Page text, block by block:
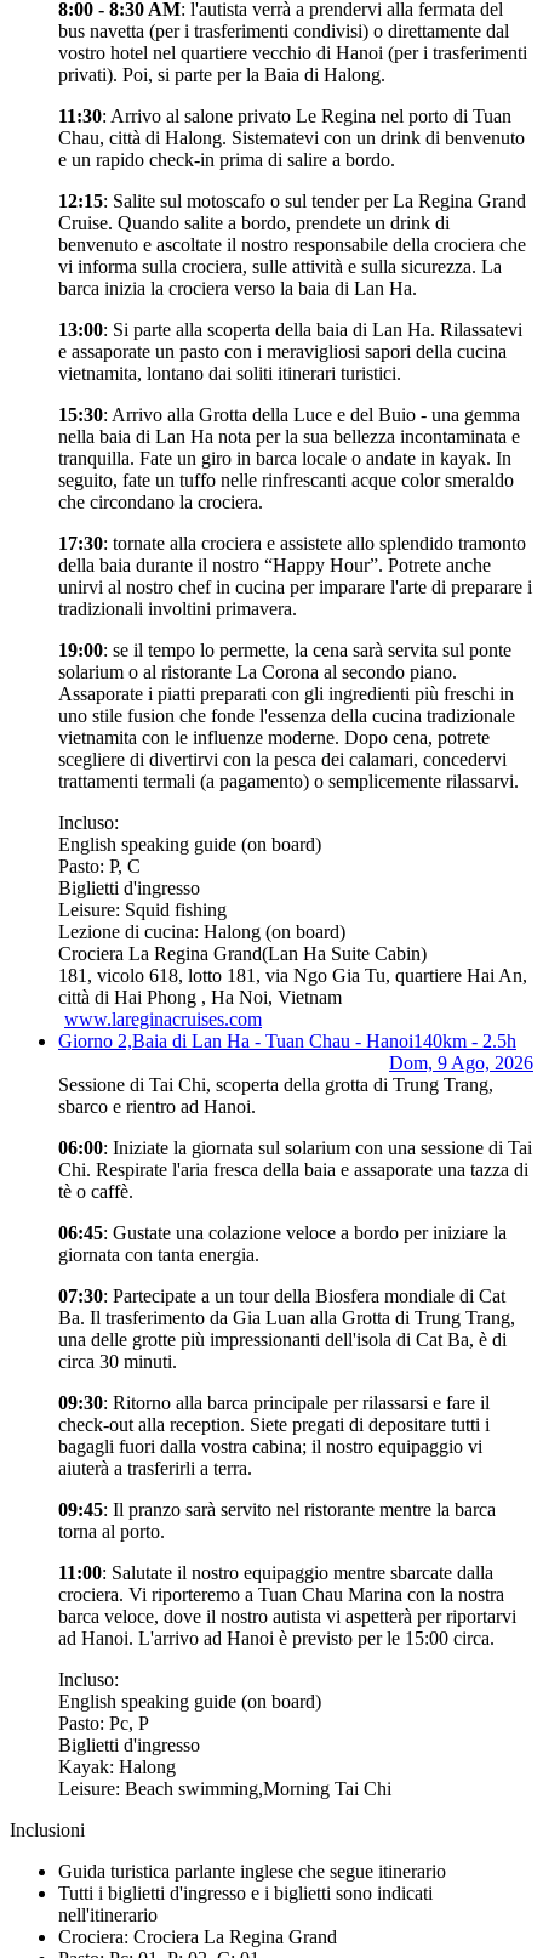
8:00 - 8:30 AM: l'autista verrà a prendervi alla fermata del
bus navetta (per i trasferimenti condivisi) o direttamente dal
vostro hotel nel quartiere vecchio di Hanoi (per i trasferimenti
privati). Poi, si parte per la Baia di Halong.
11:30: Arrivo al salone privato Le Regina nel porto di Tuan
Chau, città di Halong. Sistematevi con un drink di benvenuto
e un rapido check-in prima di salire a bordo.
12:15: Salite sul motoscafo o sul tender per La Regina Grand
Cruise. Quando salite a bordo, prendete un drink di
benvenuto e ascoltate il nostro responsabile della crociera che
vi informa sulla crociera, sulle attività e sulla sicurezza. La
barca inizia la crociera verso la baia di Lan Ha.
13:00: Si parte alla scoperta della baia di Lan Ha. Rilassatevi
e assaporate un pasto con i meravigliosi sapori della cucina
vietnamita, lontano dai soliti itinerari turistici.
15:30: Arrivo alla Grotta della Luce e del Buio - una gemma
nella baia di Lan Ha nota per la sua bellezza incontaminata e
tranquilla. Fate un giro in barca locale o andate in kayak. In
seguito, fate un tuffo nelle rinfrescanti acque color smeraldo
che circondano la crociera.
17:30: tornate alla crociera e assistete allo splendido tramonto
della baia durante il nostro “Happy Hour”. Potrete anche
unirvi al nostro chef in cucina per imparare l'arte di preparare i
tradizionali involtini primavera.
19:00: se il tempo lo permette, la cena sarà servita sul ponte
solarium o al ristorante La Corona al secondo piano.
Assaporate i piatti preparati con gli ingredienti più freschi in
uno stile fusion che fonde l'essenza della cucina tradizionale
vietnamita con le influenze moderne. Dopo cena, potrete
scegliere di divertirvi con la pesca dei calamari, concedervi
trattamenti termali (a pagamento) o semplicemente rilassarvi.
Incluso:
English speaking guide (on board)
Pasto: P, C
Biglietti d'ingresso
Leisure: Squid fishing
Lezione di cucina: Halong (on board)
Crociera La Regina Grand(Lan Ha Suite Cabin)
181, vicolo 618, lotto 181, via Ngo Gia Tu, quartiere Hai An,
città di Hai Phong , Ha Noi, Vietnam
www.lareginacruises.com
Giorno 2,Baia di Lan Ha - Tuan Chau - Hanoi140km - 2.5h
Dom, 9 Ago, 2026
Sessione di Tai Chi, scoperta della grotta di Trung Trang,
sbarco e rientro ad Hanoi.
06:00: Iniziate la giornata sul solarium con una sessione di Tai
Chi. Respirate l'aria fresca della baia e assaporate una tazza di
tè o caffè.
06:45: Gustate una colazione veloce a bordo per iniziare la
giornata con tanta energia.
07:30: Partecipate a un tour della Biosfera mondiale di Cat
Ba. Il trasferimento da Gia Luan alla Grotta di Trung Trang,
una delle grotte più impressionanti dell'isola di Cat Ba, è di
circa 30 minuti.
09:30: Ritorno alla barca principale per rilassarsi e fare il
check-out alla reception. Siete pregati di depositare tutti i
bagagli fuori dalla vostra cabina; il nostro equipaggio vi
aiuterà a trasferirli a terra.
09:45: Il pranzo sarà servito nel ristorante mentre la barca
torna al porto.
11:00: Salutate il nostro equipaggio mentre sbarcate dalla
crociera. Vi riporteremo a Tuan Chau Marina con la nostra
barca veloce, dove il nostro autista vi aspetterà per riportarvi
ad Hanoi. L'arrivo ad Hanoi è previsto per le 15:00 circa.
Incluso:
English speaking guide (on board)
Pasto: Pc, P
Biglietti d'ingresso
Kayak: Halong
Leisure: Beach swimming,Morning Tai Chi
Inclusioni
Guida turistica parlante inglese che segue itinerario
Tutti i biglietti d'ingresso e i biglietti sono indicati
nell'itinerario
Crociera: Crociera La Regina Grand